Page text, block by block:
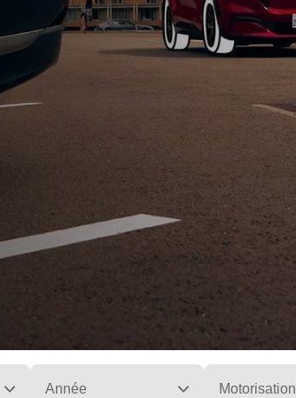
Année Motorisation